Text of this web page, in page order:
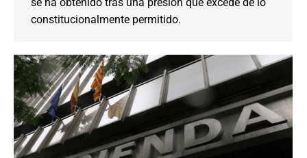
constitucionalmente permitido.